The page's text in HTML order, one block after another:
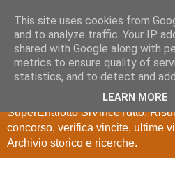
Estrazioni Lotto
SuperEnalotto
Ultime estrazioni di Lotto,
SuperEnalotto SiVinceTutto.
concorso, verifica vincite, ultime
Archivio storico e ricerche.
This site uses cookies from
and to analyze traffic. Your IP
shared with Google along with
metrics to ensure quality of
statistics, and to detect and
LEARN MORE